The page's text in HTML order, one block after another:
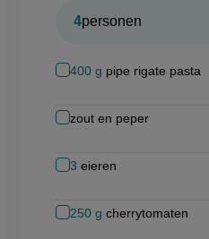
4personen
400 g pipe rigate pasta
zout en peper
3 eieren
250 g cherrytomaten